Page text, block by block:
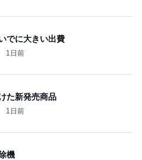
でに大きい出費
1日前
た新発売商品
1日前
機